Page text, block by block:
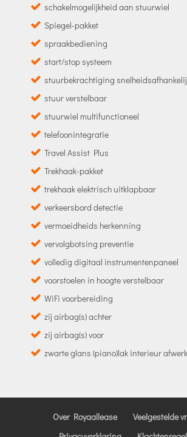
schakelmogelijkheid aan stuurwiel
Spiegel-pakket
spraakbediening
start/stop systeem
stuurbekrachtiging
stuur verstelbaar
stuurwiel multifunctioneel
telefoonintegratie
Travel Assist Plus
Trekhaak-pakket
trekhaak elektrisch uitklapbaar
verkeersbord detectie
vermoeidheids herkenning
vervolgbotsing preventie
volledig digitaal instrumentenpaneel
voorstoelen in hoogte verstelbaar
WiFi voorbereiding
zij airbag(s) achter
zij airbag(s) voor
zwarte glans (piano)lak interieur
Over Royaallease
Veelgestelde